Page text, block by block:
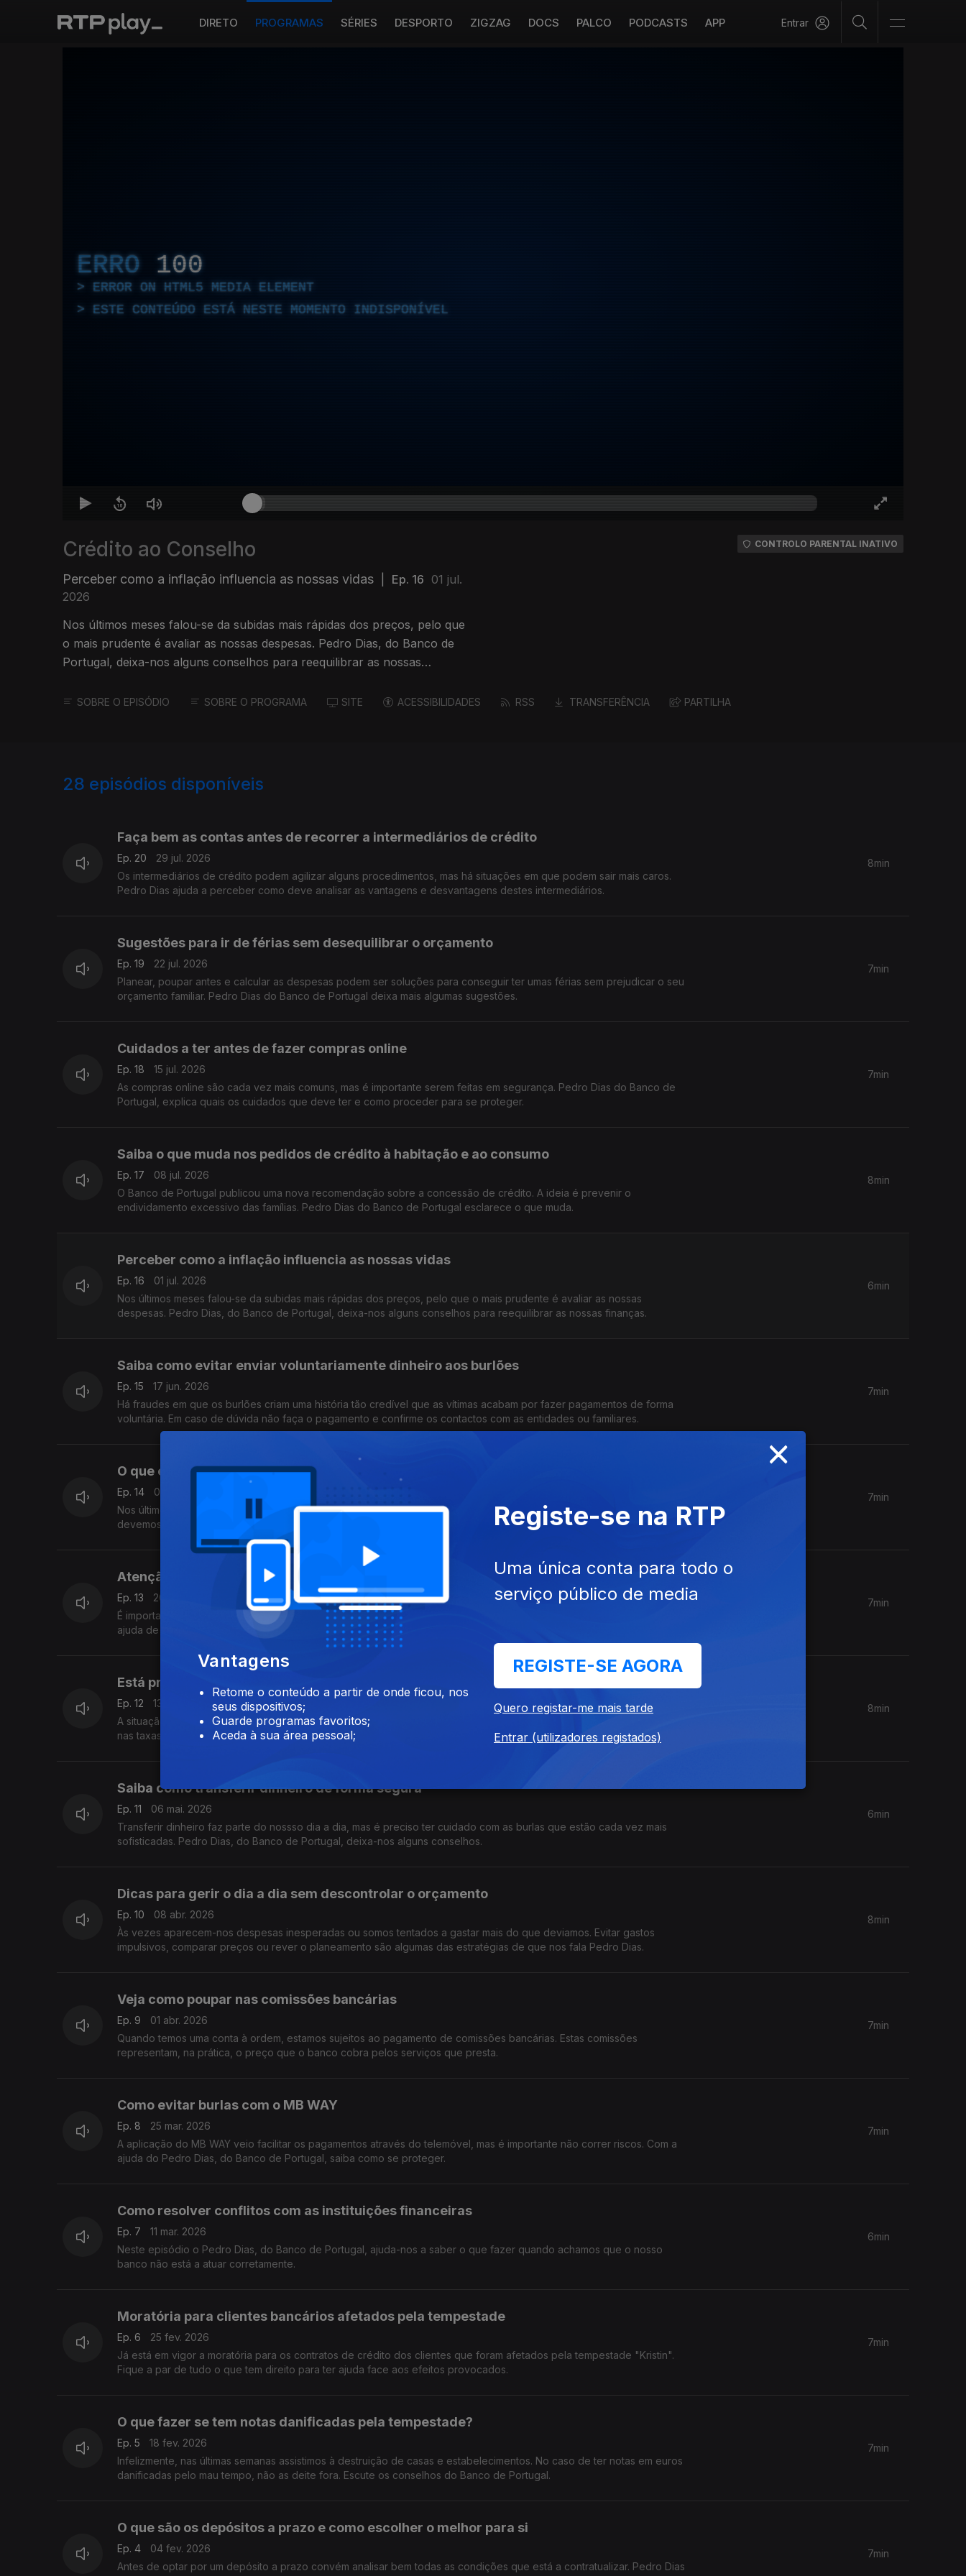
DIRETO PROGRAMAS SÉRIES DESPORTO ZIGZAG DOCS PALCO PODCASTS APP Entrar
ERRO 100
ERROR ON HTML5 MEDIA ELEMENT
ESTE CONTEÚDO ESTÁ NESTE MOMENTO INDISPONÍVEL
Crédito ao Conselho
Perceber como a inflação influencia as nossas vidas Ep. 16 01 jul.
2026
Nos últimos meses falou-se da subidas mais rápidas dos preços, pelo que
o mais prudente é avaliar as nossas despesas. Pedro Dias, do Banco de
Portugal, deixa-nos alguns conselhos para reequilibrar as nossas
CONTROLO PARENTAL INATIVO
SOBRE O EPISÓDIO SOBRE O PROGRAMA SITE ACESSIBILIDADES RSS TRANSFERÊNCIA PARTILHA
28 episódios disponíveis
Faça bem as contas antes de recorrer a intermediários de crédito
Ep. 20
29 jul. 2026
Os intermediários de crédito podem agilizar alguns procedimentos, mas há situações em que podem sair mais caros.
Pedro Dias ajuda a perceber como deve analisar as vantagens e desvantagens destes intermediários.
8min
Sugestões para ir de férias sem desequilibrar o orçamento
Ep. 19
22 jul. 2026
Planear, poupar antes e calcular as despesas podem ser soluções para conseguir ter umas férias sem prejudicar o seu
orçamento familiar. Pedro Dias do Banco de Portugal deixa mais algumas sugestões.
7min
Cuidados a ter antes de fazer compras online
Ep. 18
15 jul. 2026
As compras online são cada vez mais comuns, mas é importante serem feitas em segurança. Pedro Dias do Banco de
Portugal, explica quais os cuidados que deve ter e como proceder para se proteger.
7min
Saiba o que muda nos pedidos de crédito à habitação e ao consumo
Ep. 17
08 jul. 2026
O Banco de Portugal publicou uma nova recomendação sobre a concessão de crédito. A ideia é prevenir o
endividamento excessivo das famílias. Pedro Dias do Banco de Portugal esclarece o que muda.
8min
Perceber como a inflação influencia as nossas vidas
Ep. 16
01 jul. 2026
Nos últimos meses falou-se da subidas mais rápidas dos preços, pelo que o mais prudente é avaliar as nossas
despesas. Pedro Dias, do Banco de Portugal, deixa-nos alguns conselhos para reequilibrar as nossas finanças.
6min
Saiba como evitar enviar voluntariamente dinheiro aos burlões
Ep. 15
17 jun. 2026
Há fraudes em que os burlões criam uma história tão credível que as vítimas acabam por fazer pagamentos de forma
voluntária. Em caso de dúvida não faça o pagamento e confirme os contactos com as entidades ou familiares.
7min
O que é a taxa de esforço nos créditos à habitação?
Ep. 14
03 jun. 2026
Nos últimos dias tem-se falado muito sobre o tema, tendo em conta uma possível revisão dos limites. O que é e o que
devemos ter em conta, é o que nos explica hoje o Pedro Dias do Banco de Portugal.
7min
Atenção a movimentos não autorizados na conta bancária
Ep. 13
20 mai. 2026
É importante ver com regularidade os movimentos da conta bancária e saber o que fazer em caso de suspeitas. Com a
ajuda de Pedro Dias, do Banco de Portugal, perceba quais os procedimentos que deve seguir.
7min
Está preparado para o aumento nas taxas de juro do crédito?
Ep. 12
13 mai. 2026
A situação internacional tem provocado o aumento do preços dos combustíveis e o mais provével é que haja aumentos
nas taxas de juro. Saiba como se preparar, com os esclarecimentos de Pedro Dias do Banco de Portugal.
8min
Saiba como transferir dinheiro de forma segura
Ep. 11
06 mai. 2026
Transferir dinheiro faz parte do nossso dia a dia, mas é preciso ter cuidado com as burlas que estão cada vez mais
sofisticadas. Pedro Dias, do Banco de Portugal, deixa-nos alguns conselhos.
6min
Dicas para gerir o dia a dia sem descontrolar o orçamento
Ep. 10
08 abr. 2026
Às vezes aparecem-nos despesas inesperadas ou somos tentados a gastar mais do que deviamos. Evitar gastos
impulsivos, comparar preços ou rever o planeamento são algumas das estratégias de que nos fala Pedro Dias.
8min
Veja como poupar nas comissões bancárias
Ep. 9
01 abr. 2026
Quando temos uma conta à ordem, estamos sujeitos ao pagamento de comissões bancárias. Estas comissões
representam, na prática, o preço que o banco cobra pelos serviços que presta.
7min
Como evitar burlas com o MB WAY
Ep. 8
25 mar. 2026
A aplicação do MB WAY veio facilitar os pagamentos através do telemóvel, mas é importante não correr riscos. Com a
ajuda do Pedro Dias, do Banco de Portugal, saiba como se proteger.
7min
Como resolver conflitos com as instituições financeiras
Ep. 7
11 mar. 2026
Neste episódio o Pedro Dias, do Banco de Portugal, ajuda-nos a saber o que fazer quando achamos que o nosso
banco não está a atuar corretamente.
6min
Moratória para clientes bancários afetados pela tempestade
Ep. 6
25 fev. 2026
Já está em vigor a moratória para os contratos de crédito dos clientes que foram afetados pela tempestade "Kristin".
Fique a par de tudo o que tem direito para ter ajuda face aos efeitos provocados.
7min
O que fazer se tem notas danificadas pela tempestade?
Ep. 5
18 fev. 2026
Infelizmente, nas últimas semanas assistimos à destruição de casas e estabelecimentos. No caso de ter notas em euros
danificadas pelo mau tempo, não as deite fora. Escute os conselhos do Banco de Portugal.
7min
O que são os depósitos a prazo e como escolher o melhor para si
Ep. 4
04 fev. 2026
Antes de optar por um depósito a prazo convém analisar bem todas as condições que está a contratualizar. Pedro Dias
7min
×
Vantagens
Retome o conteúdo a partir de onde ficou, nos
seus dispositivos;
Guarde programas favoritos;
Aceda à sua área pessoal;
Registe-se na RTP
Uma única conta para todo o
serviço público de media
REGISTE-SE AGORA
Quero registar-me mais tarde
Entrar (utilizadores registados)